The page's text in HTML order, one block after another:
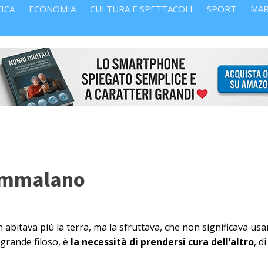
ECONOMIA CULTURA E SPETTACOLI SPORT
abitava più la terra, ma la sfruttava, che non significava
filoso, è la necessità di prendersi cura dell’altro,